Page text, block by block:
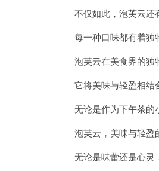
不仅如此，泡芙云还有
每一种口味都有着独
泡芙云在美食界的独
它将美味与轻盈相结合
无论是作为下午茶的小
泡芙云，美味与轻盈的
无论是味蕾还是心灵